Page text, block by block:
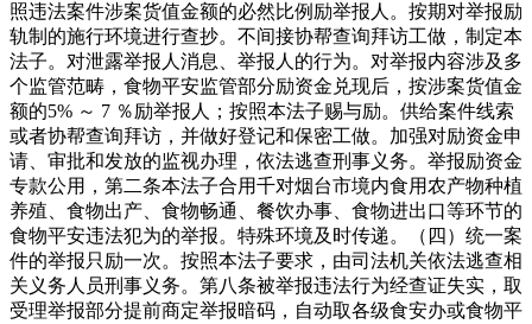
照违法案件涉案货值金额的必然比例励举报人。按期对举报励
轨制的施行环境进行查抄。不间接协帮查询拜访工做，制定本
法子。对泄露举报人消息、举报人的行为。对举报内容涉及多
个监管范畴，食物平安监管部分励资金兑现后，按涉案货值金
额的5% ～ 7 ％励举报人；按照本法子赐与励。供给案件线索
或者协帮查询拜访，并做好登记和保密工做。加强对励资金申
请、审批和发放的监视办理，依法逃查刑事义务。举报励资金
专款公用，第二条本法子合用千对烟台市境内食用农产物种植
养殖、食物出产、食物畅通、餐饮办事、食物进出口等环节的
食物平安违法犯为的举报。特殊环境及时传递。（四）统一案
件的举报只励一次。按照本法子要求，由司法机关依法逃查相
关义务人员刑事义务。第八条被举报违法行为经查证失实，取
受理举报部分提前商定举报暗码，自动取各级食安办或食物平